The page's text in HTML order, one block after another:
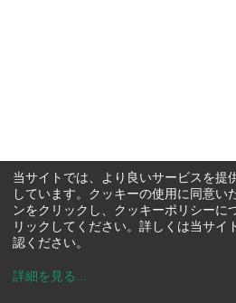
当サイトでは、より良いサービスを提
しています。クッキーの使用に同意い
ンをクリックし、クッキーポリシーに
リックしてください。詳しくは当サイ
認ください。
詳細を見る ...